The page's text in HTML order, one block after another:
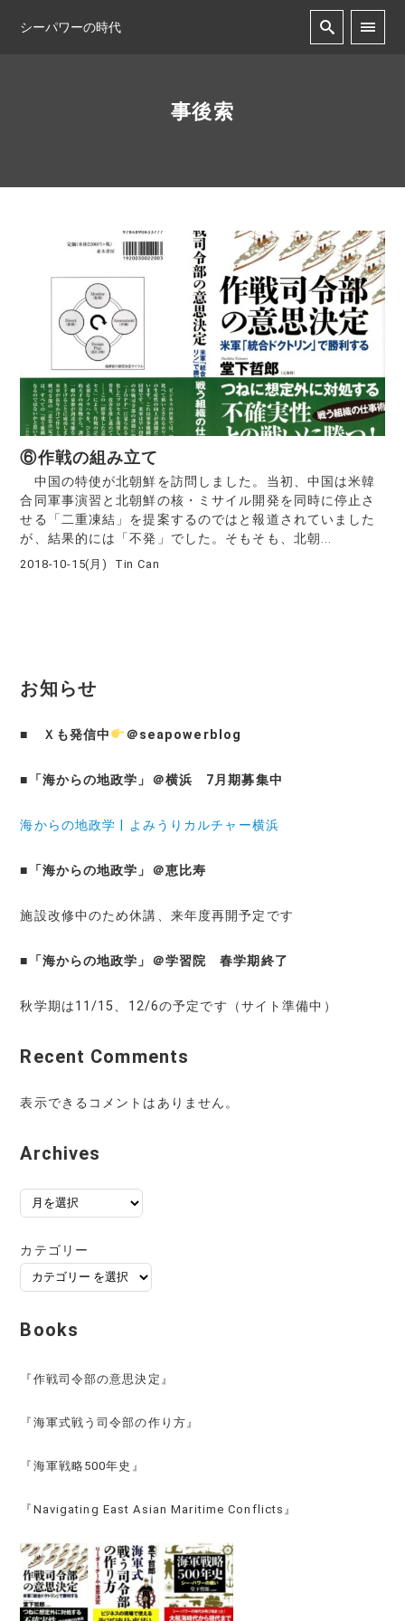
シーパワーの時代
事後索
⑥作戦の組み立て
中国の特使が北朝鮮を訪問しました。当初、中国は米韓
合同軍事演習と北朝鮮の核・ミサイル開発を同時に停止さ
せる「二重凍結」を提案するのではと報道されていました
が、結果的には「不発」でした。そもそも、北朝...
2018-10-15(月) Tin Can
お知らせ
■ Ｘも発信中 ＠seapowerblog
■ 「海からの地政学」＠横浜 7月期募集中
海からの地政学 | よみうりカルチャー横浜
■ 「海からの地政学」＠恵比寿
施設改修中のため休講、来年度再開予定です
■ 「海からの地政学」＠学習院 春学期終了
秋学期は11/15、12/6の予定です（サイト準備中）
Recent Comments
表示できるコメントはありません。
Archives
ー
カ
イ
ブ
カテゴリー
Books
『作戦司令部の意思決定』
『海軍式戦う司令部の作り方』
『海軍戦略500年史』
『Navigating East Asian Maritime Conflicts』